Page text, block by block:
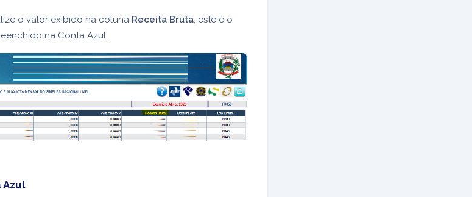
o valor exibido na coluna Receita Bruta, este é o
na Conta Azul.
Azul